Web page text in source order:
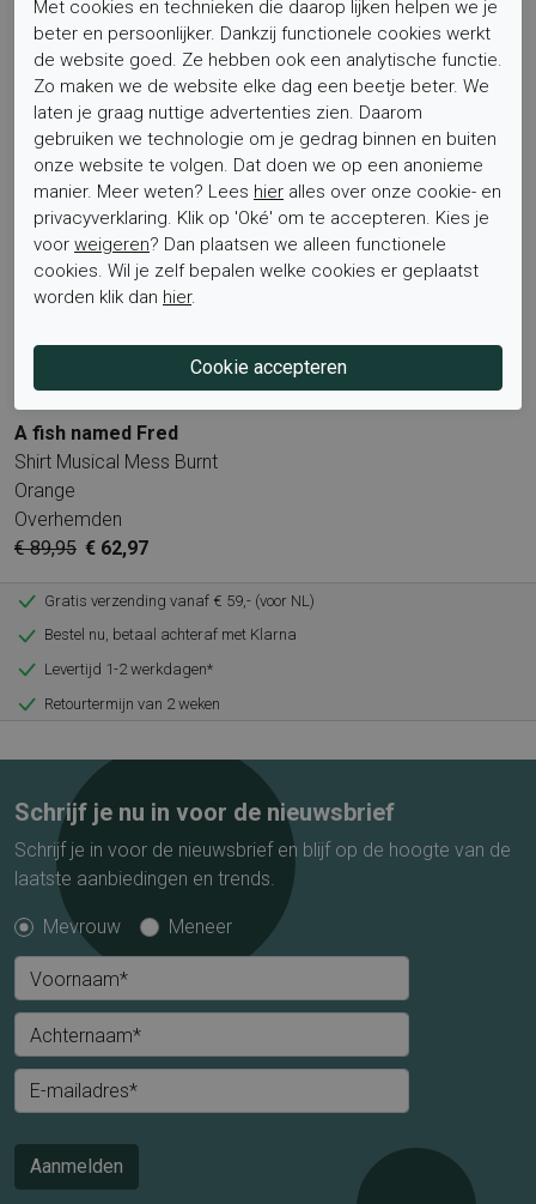
A fish named Fred
Shirt Tumbler Glass Mustard
Overhemden
€ 89,95 € 62,97
A fish named Fred
Shirt Pheasant Multicolor
Blue
Overhemden
€ 89,95 € 62,97
Sale
A fish named Fred
Shirt Musical Mess Burnt
Orange
Overhemden
€ 89,95 € 62,97
Gratis verzending vanaf € 59,- (voor NL)
Bestel nu, betaal achteraf met Klarna
Levertijd 1-2 werkdagen*
Retourtermijn van 2 weken
Schrijf je nu in voor de nieuwsbrief
Schrijf je in voor de nieuwsbrief en blijf op de hoogte van de
laatste aanbiedingen en trends.
Mevrouw Meneer
Voornaam*
Achternaam*
E-mailadres*
Aanmelden
Met cookies en technieken die daarop lijken helpen we je
beter en persoonlijker. Dankzij functionele cookies werkt
de website goed. Ze hebben ook een analytische functie.
Zo maken we de website elke dag een beetje beter. We
laten je graag nuttige advertenties zien. Daarom
gebruiken we technologie om je gedrag binnen en buiten
onze website te volgen. Dat doen we op een anonieme
manier. Meer weten? Lees hier alles over onze cookie- en
privacyverklaring. Klik op 'Oké' om te accepteren. Kies je
voor weigeren? Dan plaatsen we alleen functionele
cookies. Wil je zelf bepalen welke cookies er geplaatst
worden klik dan hier.